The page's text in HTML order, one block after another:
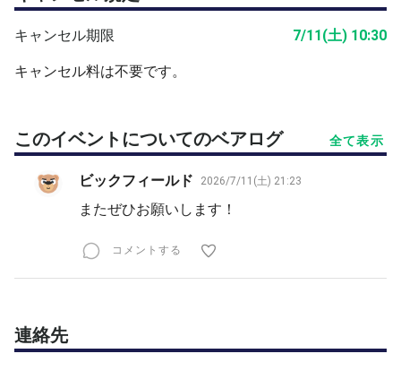
キャンセル期限 7/11(土) 10:30
キャンセル料は不要です。
このイベントについてのベアログ 全て表示
ビックフィールド 2026/7/11(土) 21:23
またぜひお願いします！
コメントする
連絡先